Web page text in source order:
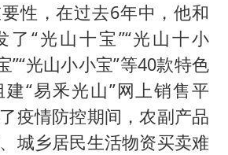
性，在过去6年中，他和
了“光山十宝”“光山十小
”“光山小小宝”等40款特色
“易釆光山”网上销售平
疫情防控期间，农副产品
城乡居民生活物资买卖难